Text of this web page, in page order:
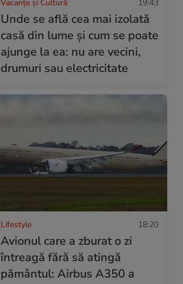
Vacanțe și Cultură 19:43
Unde se află cea mai izolată
casă din lume și cum se poate
ajunge la ea: nu are vecini,
drumuri sau electricitate
Lifestyle 18:20
Avionul care a zburat o zi
întreagă fără să atingă
pământul: Airbus A350 a